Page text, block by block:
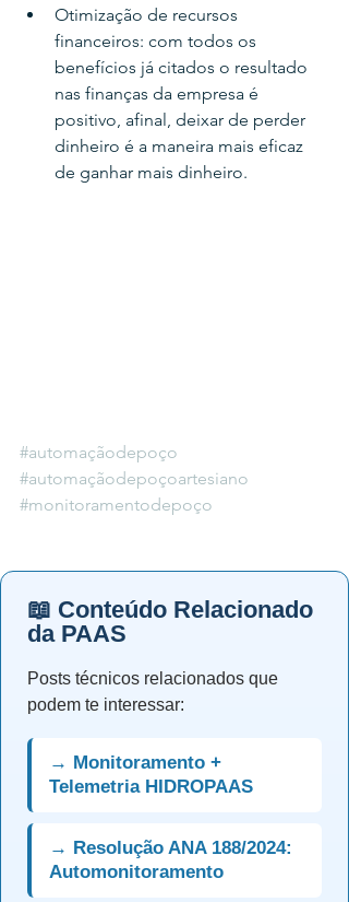
Otimização de recursos
financeiros: com todos os
benefícios já citados o resultado
nas finanças da empresa é
positivo, afinal, deixar de perder
dinheiro é a maneira mais eficaz
de ganhar mais dinheiro.
#automaçãodepoço
#automaçãodepoçoartesiano
#monitoramentodepoço
📖 Conteúdo Relacionado
da PAAS
Posts técnicos relacionados que
podem te interessar:
→ Monitoramento +
Telemetria HIDROPAAS
→ Resolução ANA 188/2024:
Automonitoramento